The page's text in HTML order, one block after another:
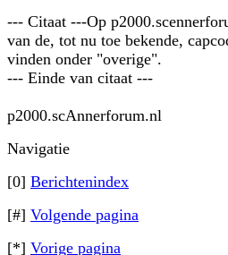
--- Citaat ---Op
van de, tot nu toe bekende,
vinden onder "overige".
--- Einde van citaat ---
p2000.scAnnerforum.nl
Navigatie
[0] Berichtenindex
[#] Volgende pagina
[*] Vorige pagina